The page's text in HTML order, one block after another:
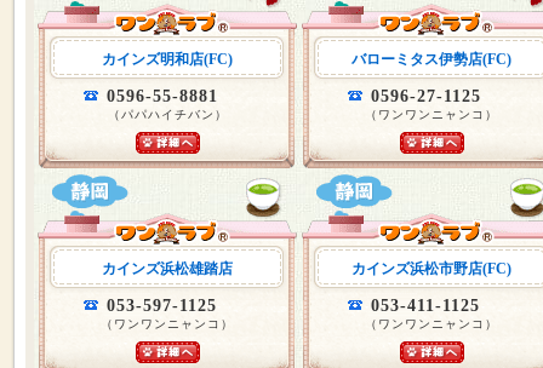
カインズ明和店(FC)
0596-55-8881
（パパハイチバン）
バローミタス伊勢店(FC)
0596-27-1125
（ワンワンニャンコ）
カインズ浜松雄踏店
053-597-1125
（ワンワンニャンコ）
カインズ浜松市野店(FC)
053-411-1125
（ワンワンニャンコ）